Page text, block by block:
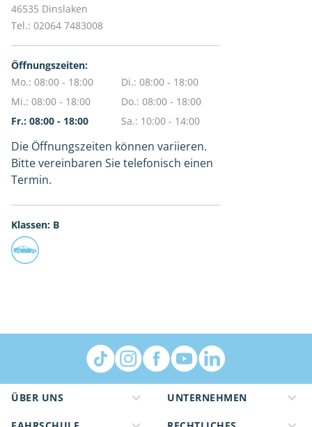
46535 Dinslaken
Tel.: 02064 7483008
Öffnungszeiten:
Mo.: 08:00 - 18:00
Di.: 08:00 - 18:00
Mi.: 08:00 - 18:00
Do.: 08:00 - 18:00
Fr.: 08:00 - 18:00
Sa.: 10:00 - 14:00
Die Öffnungszeiten können variieren.
Bitte vereinbaren Sie telefonisch einen
Termin.
Klassen: B
ÜBER UNS UNTERNEHMEN